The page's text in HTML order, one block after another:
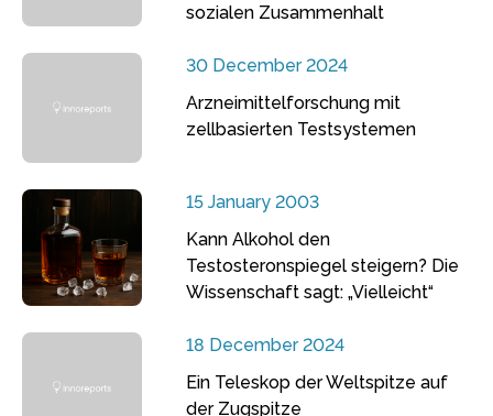
sozialen Zusammenhalt
30 December 2024
Arzneimittelforschung mit
zellbasierten Testsystemen
15 January 2003
Kann Alkohol den
Testosteronspiegel steigern? Die
Wissenschaft sagt: „Vielleicht“
18 December 2024
Ein Teleskop der Weltspitze auf
der Zugspitze